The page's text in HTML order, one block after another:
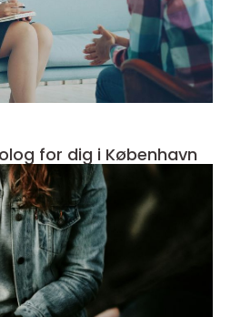
for dig i København